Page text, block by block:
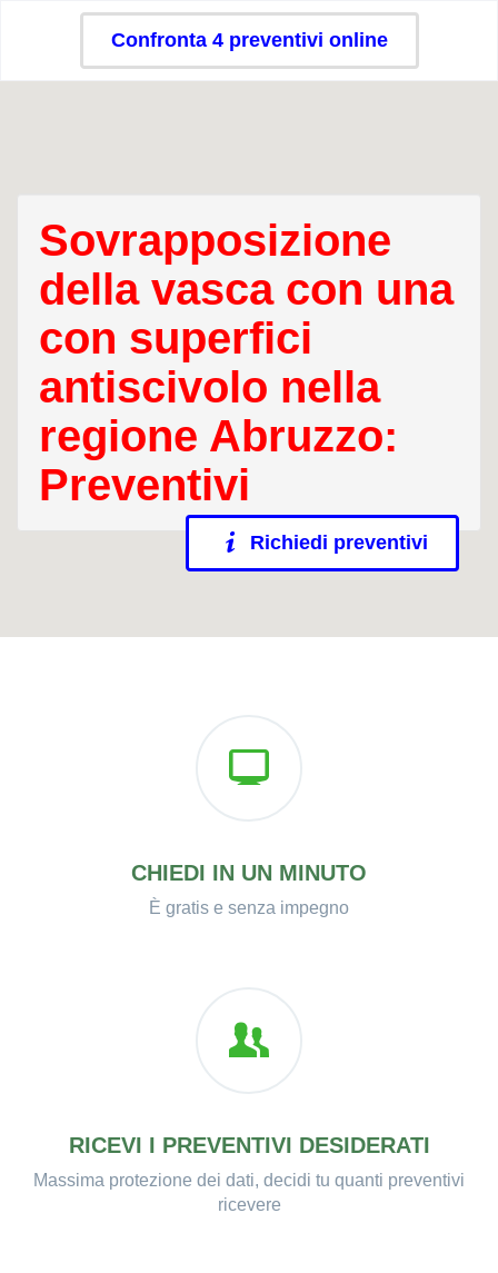
Confronta 4 preventivi online
Sovrapposizione
della vasca con una
con superfici
antiscivolo nella
regione Abruzzo:
Preventivi
Richiedi preventivi
CHIEDI IN UN MINUTO
È gratis e senza impegno
RICEVI I PREVENTIVI DESIDERATI
Massima protezione dei dati, decidi tu quanti preventivi
ricevere